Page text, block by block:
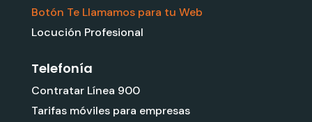
Botón Te Llamamos para tu Web
Locución Profesional
Telefonía
Contratar Línea 900
Tarifas móviles para empresas